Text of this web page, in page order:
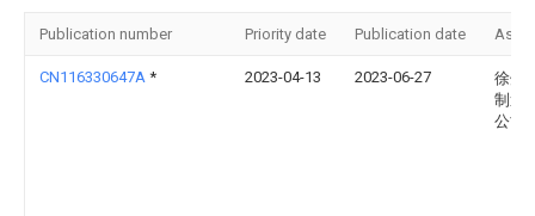
Publication number Priority date Publication date
CN116330647A * 2023-04-13 2023-06-27
徐州
制造
公司